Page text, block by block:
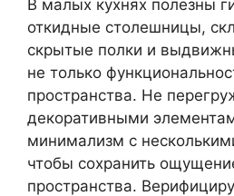
В малых кухнях полезны
откидные столешницы,
скрытые полки и
не только
пространства. Не
декоративными
минимализм с
чтобы сохранить
пространства.